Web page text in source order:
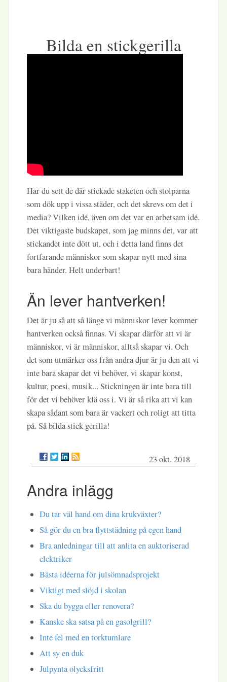
Bilda en stickgerilla
Har du sett de där stickade staketen och stolparna
som dök upp i vissa städer, och det skrevs om det i
media? Vilken idé, även om det var en arbetsam idé.
Det viktigaste budskapet, som jag minns det, var att
stickandet inte dött ut, och i detta land finns det
fortfarande människor som skapar nytt med sina
bara händer. Helt underbart!
Än lever hantverken!
Det är ju så att så länge vi människor lever kommer
hantverken också finnas. Vi skapar därför att vi är
människor, vi är människor, alltså skapar vi. Och
det som utmärker oss från andra djur är ju den att vi
inte bara skapar det vi behöver, vi skapar konst,
kultur, poesi, musik... Stickningen är inte bara till
för det vi behöver klä oss i. Vi är så rika att vi kan
skapa sådant som bara är vackert och roligt att titta
på. Så bilda stick gerilla!
23 okt. 2018
Andra inlägg
Du tar väl hand om dina krukväxter?
Så gör du en bra flyttstädning på egen hand
Bra anledningar till att anlita en auktoriserad
elektriker
Bästa idéerna för julsömnadsprojekt
Viktigt med slöjd i skolan
Ska du bygga eller renovera?
Kanske ska satsa på en gasolgrill?
Inte fel med en torktumlare
Att sy en duk
Julpynta olycksfritt